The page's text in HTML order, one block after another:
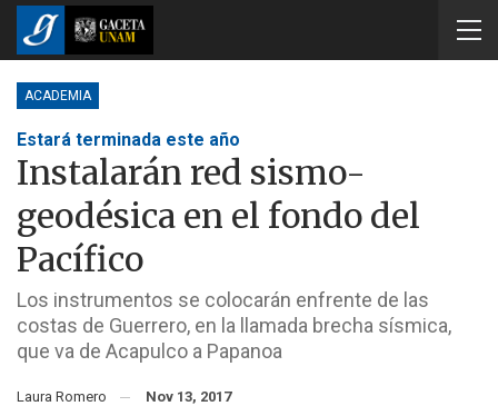
ACADEMIA
Estará terminada este año
Instalarán red sismo-
geodésica en el fondo del
Pacífico
Los instrumentos se colocarán enfrente de las
costas de Guerrero, en la llamada brecha sísmica,
que va de Acapulco a Papanoa
Laura Romero Nov 13, 2017